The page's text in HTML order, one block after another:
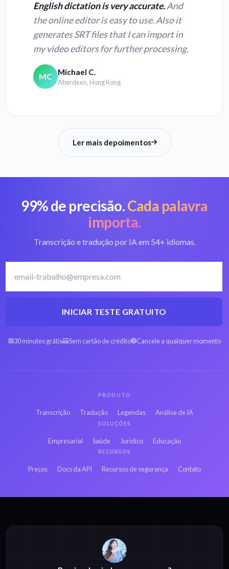
texto
texto
Converter AAC em
texto
Converter WMA em
texto
English dictation is very accurate.And
the online editor is easy to use. Also it
generates SRT files that I can import in
my video editors for further processing.
MC Michael C.
Aberdeen, Hong Kong
Ler mais depoimentos
99% de precisão.Cada palavra
importa.
Transcrição e tradução por IA em 54+ idiomas.
INICIAR TESTE GRATUITO
30 minutes grátis Sem cartão de crédito Cancele a qualquer momento
PRODUTO
Transcrição Tradução Legendas Análise de IA
SOLUÇÕES
Empresarial Saúde Jurídico Educação
RECURSOS
Preços Docs da API Recursos de segurança Contato